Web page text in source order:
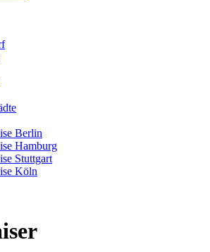
Berlin
Hamburg
Stuttgart
Köln